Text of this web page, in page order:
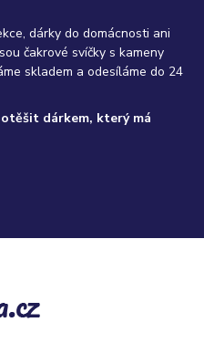
dárky do domácnosti ani
čakrové svíčky s kameny
skladem a odesíláme do 24
dárkem, který má